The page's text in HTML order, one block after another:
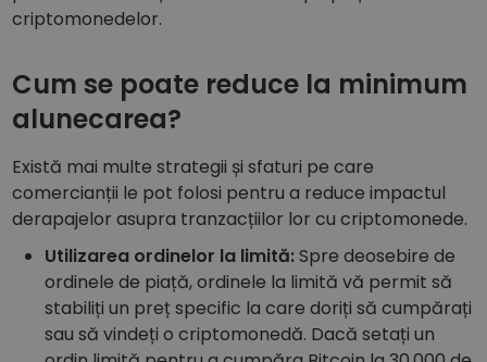
criptomonedelor.
Cum se poate reduce la minimum
alunecarea?
Există mai multe strategii și sfaturi pe care
comercianții le pot folosi pentru a reduce impactul
derapajelor asupra tranzacțiilor lor cu criptomonede.
Utilizarea ordinelor la limită:Spre deosebire de
ordinele de piață, ordinele la limită vă permit să
stabiliți un preț specific la care doriți să cumpărați
sau să vindeți o criptomonedă. Dacă setați un